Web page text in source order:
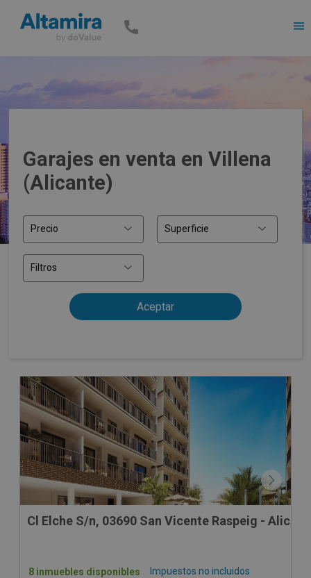
Garajes en venta en Villena
(Alicante)
Precio Superficie
Filtros
OBRA NUEVA
Cl Elche S/n, 03690 San Vicente Raspeig -
Impuestos no incluidos
8 inmuebles disponibles